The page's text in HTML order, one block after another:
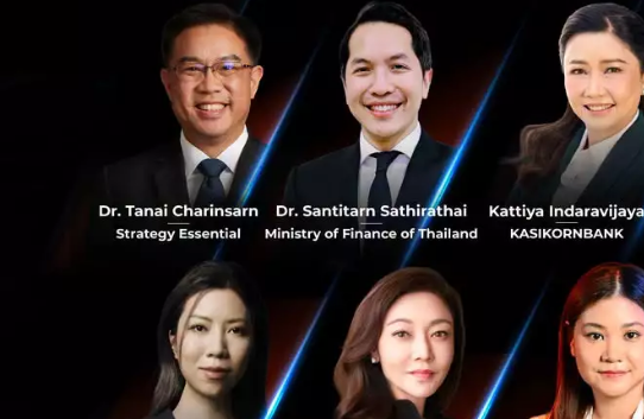
0
747
ให้สามารถขับเคลื่อนได้เร็วขึ้น
คุ้นเคยกับการใช้งาน FinTech
อย่าง แอปพลิเคชันเป๋าตังค์ เพื่อ
มือหลักในการขับเคลื่อนประเท
ชวนปรับใช้ FinTech เพื่อยก
ต้องบอกว่าภาคธุรกิจในประเท
7 รูปแบบมาปรับใช้ เจ้าของธุร
ปัจจุบันนี้สามารถเช็คการเงินทุ
สามารถเข้าถึงได้อย่างทันถ่วงที
เพื่อทำให้ธุรกิจมีประสิทธิภาพ